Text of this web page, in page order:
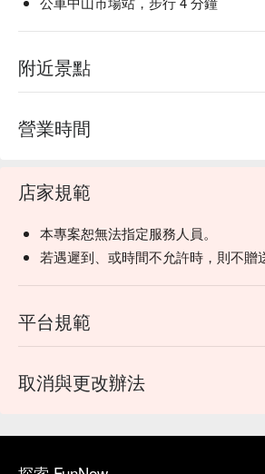
附近景點
營業時間
店家規範
本專案恕無法指定服務人員。
若遇遲到、或時間不允許時，則不贈
平台規範
取消與更改辦法